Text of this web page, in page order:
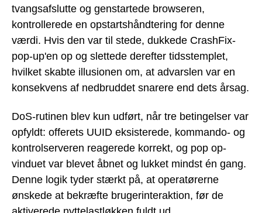
tvangsafslutte og genstartede browseren,
kontrollerede en opstartshåndtering for denne
værdi. Hvis den var til stede, dukkede CrashFix-
pop-up'en op og slettede derefter tidsstemplet,
hvilket skabte illusionen om, at advarslen var en
konsekvens af nedbruddet snarere end dets årsag.
DoS-rutinen blev kun udført, når tre betingelser var
opfyldt: offerets UUID eksisterede, kommando- og
kontrolserveren reagerede korrekt, og pop op-
vinduet var blevet åbnet og lukket mindst én gang.
Denne logik tyder stærkt på, at operatørerne
ønskede at bekræfte brugerinteraktion, før de